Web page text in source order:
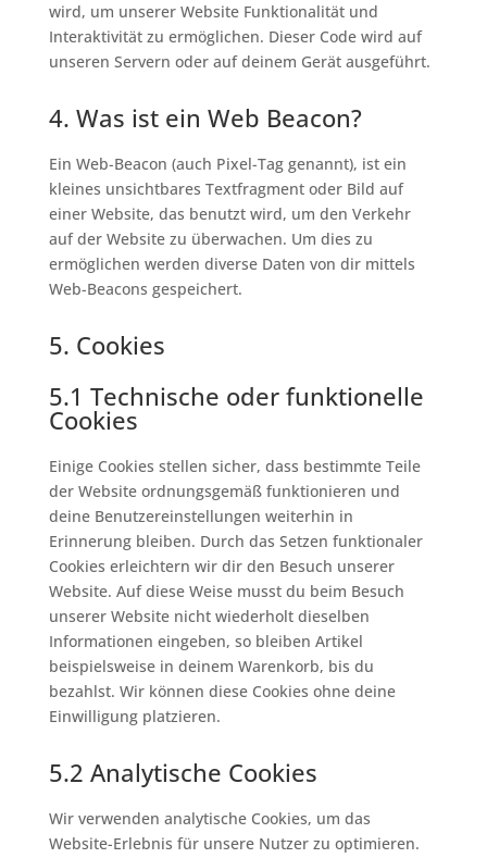
wird, um unserer Website Funktionalität und
Interaktivität zu ermöglichen. Dieser Code wird auf
unseren Servern oder auf deinem Gerät ausgeführt.
4. Was ist ein Web Beacon?
Ein Web-Beacon (auch Pixel-Tag genannt), ist ein
kleines unsichtbares Textfragment oder Bild auf
einer Website, das benutzt wird, um den Verkehr
auf der Website zu überwachen. Um dies zu
ermöglichen werden diverse Daten von dir mittels
Web-Beacons gespeichert.
5. Cookies
5.1 Technische oder funktionelle
Cookies
Einige Cookies stellen sicher, dass bestimmte Teile
der Website ordnungsgemäß funktionieren und
deine Benutzereinstellungen weiterhin in
Erinnerung bleiben. Durch das Setzen funktionaler
Cookies erleichtern wir dir den Besuch unserer
Website. Auf diese Weise musst du beim Besuch
unserer Website nicht wiederholt dieselben
Informationen eingeben, so bleiben Artikel
beispielsweise in deinem Warenkorb, bis du
bezahlst. Wir können diese Cookies ohne deine
Einwilligung platzieren.
5.2 Analytische Cookies
Wir verwenden analytische Cookies, um das
Website-Erlebnis für unsere Nutzer zu optimieren.